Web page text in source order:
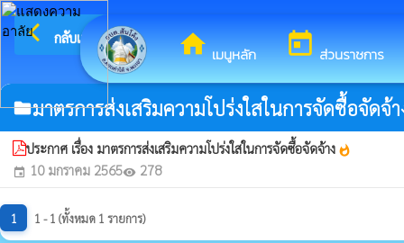
homeเมนูหลัก todayส่วนราชการ
arrow_back_ios กลับเมนูหลัก ยินดีต้อนรับสู่เว็บไซต์ข
folderมาตรการส่งเสริมความโปร่งใสในการจัดซื้อจัดจ้า
ประกาศ เรื่อง มาตรการส่งเสริมความโปร่งใสในการจัดซื้อจัดจ้าง whatshot
event 10 มกราคม 2565visibility 278
1 1 - 1 (ทั้งหมด 1 รายการ)